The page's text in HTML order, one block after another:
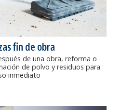
fin de obra
de una obra, reforma o
de polvo y residuos para
inmediato